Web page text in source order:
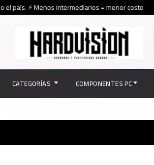
país. ⚡ Menos intermediarios = menor costo
CATEGORÍAS COMPONENTES PC